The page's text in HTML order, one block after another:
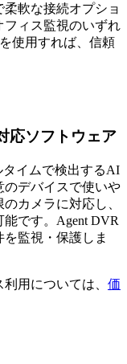
軟な接続オプショ
フィス監視のいずれ
使用すれば、信頼
応ソフトウェア
タイムで検出するAI
のデバイスで使いや
カメラに対応し、
です。Agent DVR
監視・保護しま
用については、 価